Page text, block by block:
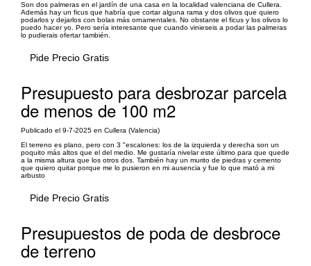
Son dos palmeras en el jardín de una casa en la localidad valenciana de Cullera.
Además hay un ficus que habría que cortar alguna rama y dos olivos que quiero
podarlos y dejarlos con bolas más ornamentales. No obstante el ficus y los olivos lo
puedo hacer yo. Pero sería interesante que cuando vinieseis a podar las palmeras
lo pudierais ofertar también.
Pide Precio Gratis
Presupuesto para desbrozar parcela
de menos de 100 m2
Publicado el 9-7-2025 en Cullera (Valencia)
El terreno es plano, pero con 3 "escalones: los de la izquierda y derecha son un
poquito más altos que el del medio. Me gustaría nivelar este último para que quede
a la misma altura que los otros dos. También hay un murito de piedras y cemento
que quiero quitar porque me lo pusieron en mi ausencia y fue lo que mató a mi
arbusto
Pide Precio Gratis
Presupuestos de poda de desbroce
de terreno